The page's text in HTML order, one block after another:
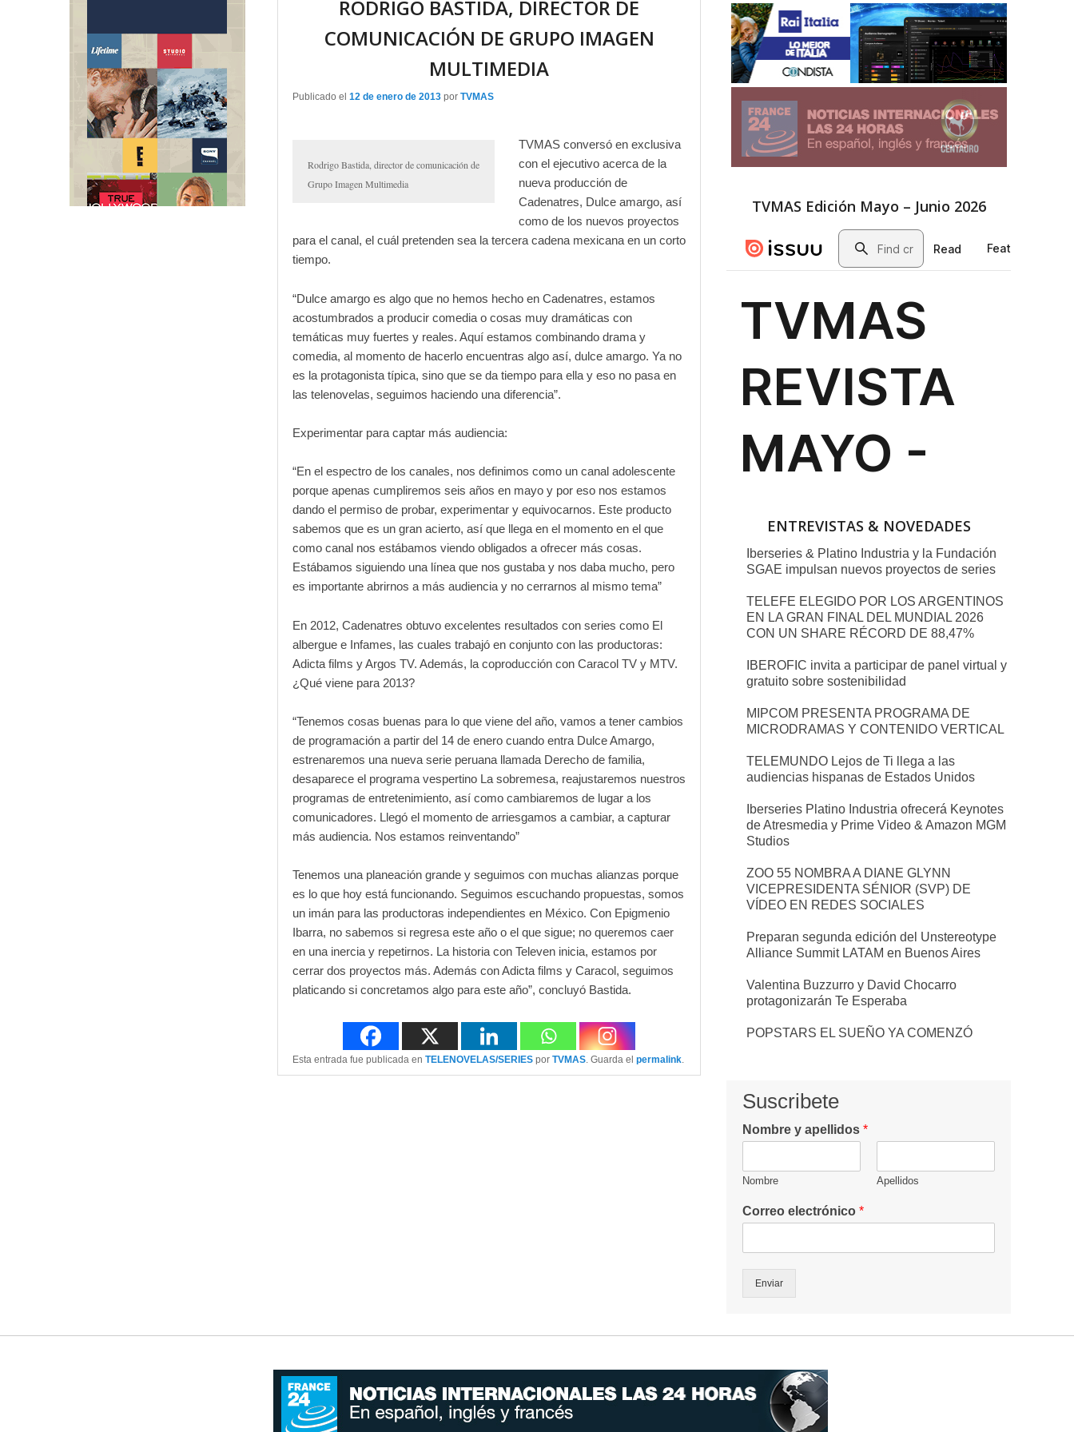
RODRIGO BASTIDA, DIRECTOR DE
COMUNICACIÓN DE GRUPO IMAGEN
MULTIMEDIA
Publicado el 12 de enero de 2013 por TVMAS
Rodrigo Bastida, director de comunicación de
Grupo Imagen Multimedia
TVMAS conversó en exclusiva
con el ejecutivo acerca de la
nueva producción de
Cadenatres, Dulce amargo, así
como de los nuevos proyectos
para el canal, el cuál pretenden sea la tercera cadena mexicana en un corto
tiempo.
“Dulce amargo es algo que no hemos hecho en Cadenatres, estamos
acostumbrados a producir comedia o cosas muy dramáticas con
temáticas muy fuertes y reales. Aquí estamos combinando drama y
comedia, al momento de hacerlo encuentras algo así, dulce amargo. Ya no
es la protagonista típica, sino que se da tiempo para ella y eso no pasa en
las telenovelas, seguimos haciendo una diferencia”.
Experimentar para captar más audiencia:
“En el espectro de los canales, nos definimos como un canal adolescente
porque apenas cumpliremos seis años en mayo y por eso nos estamos
dando el permiso de probar, experimentar y equivocarnos. Este producto
sabemos que es un gran acierto, así que llega en el momento en el que
como canal nos estábamos viendo obligados a ofrecer más cosas.
Estábamos siguiendo una línea que nos gustaba y nos daba mucho, pero
es importante abrirnos a más audiencia y no cerrarnos al mismo tema”
En 2012, Cadenatres obtuvo excelentes resultados con series como El
albergue e Infames, las cuales trabajó en conjunto con las productoras:
Adicta films y Argos TV. Además, la coproducción con Caracol TV y MTV.
¿Qué viene para 2013?
“Tenemos cosas buenas para lo que viene del año, vamos a tener cambios
de programación a partir del 14 de enero cuando entra Dulce Amargo,
estrenaremos una nueva serie peruana llamada Derecho de familia,
desaparece el programa vespertino La sobremesa, reajustaremos nuestros
programas de entretenimiento, así como cambiaremos de lugar a los
comunicadores. Llegó el momento de arriesgamos a cambiar, a capturar
más audiencia. Nos estamos reinventando”
Tenemos una planeación grande y seguimos con muchas alianzas porque
es lo que hoy está funcionando. Seguimos escuchando propuestas, somos
un imán para las productoras independientes en México. Con Epigmenio
Ibarra, no sabemos si regresa este año o el que sigue; no queremos caer
en una inercia y repetirnos. La historia con Televen inicia, estamos por
cerrar dos proyectos más. Además con Adicta films y Caracol, seguimos
platicando si concretamos algo para este año”, concluyó Bastida.
Esta entrada fue publicada en TELENOVELAS/SERIES por TVMAS . Guarda el permalink
TVMAS Edición Mayo – Junio 2026
ENTREVISTAS & NOVEDADES
Iberseries & Platino Industria y la Fundación
SGAE impulsan nuevos proyectos de series
TELEFE ELEGIDO POR LOS ARGENTINOS
EN LA GRAN FINAL DEL MUNDIAL 2026
CON UN SHARE RÉCORD DE 88,47%
IBEROFIC invita a participar de panel virtual y
gratuito sobre sostenibilidad
MIPCOM PRESENTA PROGRAMA DE
MICRODRAMAS Y CONTENIDO VERTICAL
TELEMUNDO Lejos de Ti llega a las
audiencias hispanas de Estados Unidos
Iberseries Platino Industria ofrecerá Keynotes
de Atresmedia y Prime Video & Amazon MGM
Studios
ZOO 55 NOMBRA A DIANE GLYNN
VICEPRESIDENTA SÉNIOR (SVP) DE
VÍDEO EN REDES SOCIALES
Preparan segunda edición del Unstereotype
Alliance Summit LATAM en Buenos Aires
Valentina Buzzurro y David Chocarro
protagonizarán Te Esperaba
POPSTARS EL SUEÑO YA COMENZÓ
Suscribete
Nombre y apellidos *
Nombre Apellidos
Correo electrónico *
Enviar